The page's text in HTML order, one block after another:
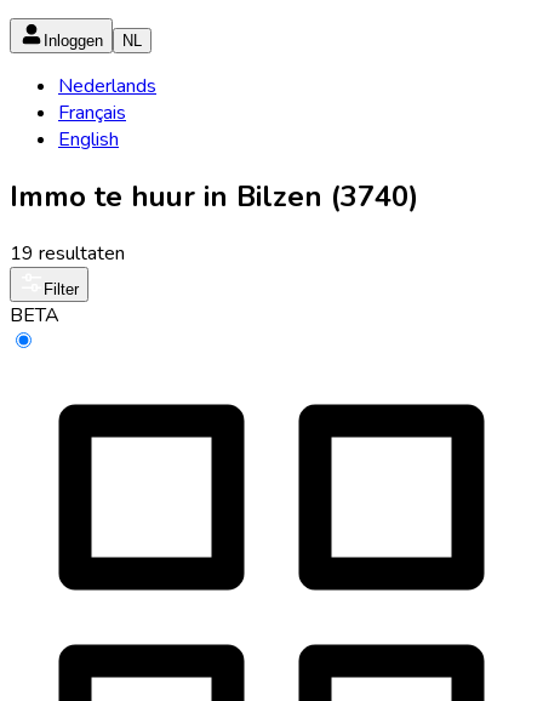
Inloggen NL
Nederlands
Français
English
Immo te huur in Bilzen (3740)
19 resultaten
Filter
BETA